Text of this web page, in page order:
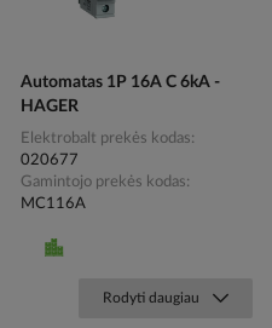
Automatas 1P 16A C 6kA -
HAGER
Elektrobalt prekės kodas
020677
Gamintojo prekės kodas
MC116A
Rodyti daugiau